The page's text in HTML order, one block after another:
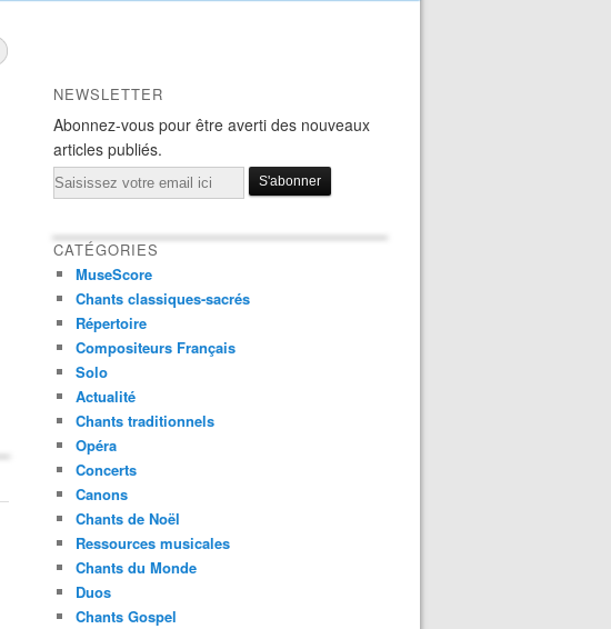
NEWSLETTER
Abonnez-vous pour être averti des nouveaux
articles publiés.
Email
CATÉGORIES
MuseScore
Chants classiques-sacrés
Répertoire
Compositeurs Français
Solo
Actualité
Chants traditionnels
Opéra
Concerts
Canons
Chants de Noël
Ressources musicales
Chants du Monde
Duos
Chants Gospel